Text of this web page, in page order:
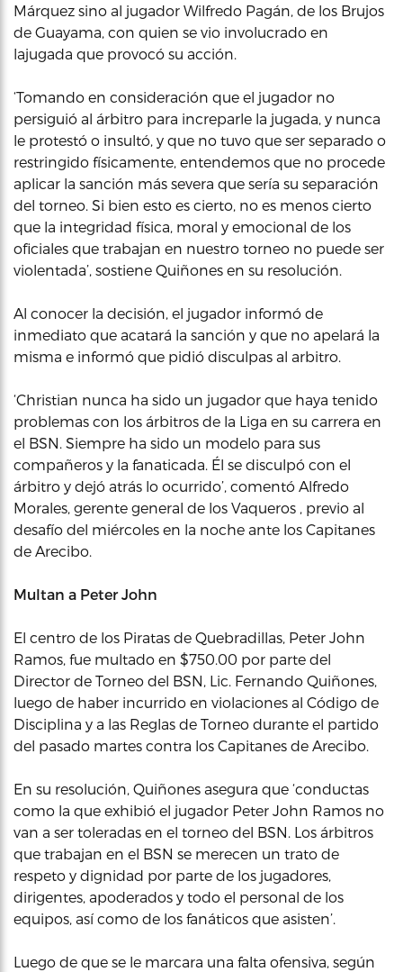
Márquez sino al jugador Wilfredo Pagán, de los Brujos
de Guayama, con quien se vio involucrado en
lajugada que provocó su acción.
‘Tomando en consideración que el jugador no
persiguió al árbitro para increparle la jugada, y nunca
le protestó o insultó, y que no tuvo que ser separado o
restringido físicamente, entendemos que no procede
aplicar la sanción más severa que sería su separación
del torneo. Si bien esto es cierto, no es menos cierto
que la integridad física, moral y emocional de los
oficiales que trabajan en nuestro torneo no puede ser
violentada’, sostiene Quiñones en su resolución.
Al conocer la decisión, el jugador informó de
inmediato que acatará la sanción y que no apelará la
misma e informó que pidió disculpas al arbitro.
‘Christian nunca ha sido un jugador que haya tenido
problemas con los árbitros de la Liga en su carrera en
el BSN. Siempre ha sido un modelo para sus
compañeros y la fanaticada. Él se disculpó con el
árbitro y dejó atrás lo ocurrido’, comentó Alfredo
Morales, gerente general de los Vaqueros , previo al
desafío del miércoles en la noche ante los Capitanes
de Arecibo.
Multan a Peter John
El centro de los Piratas de Quebradillas, Peter John
Ramos, fue multado en $750.00 por parte del
Director de Torneo del BSN, Lic. Fernando Quiñones,
luego de haber incurrido en violaciones al Código de
Disciplina y a las Reglas de Torneo durante el partido
del pasado martes contra los Capitanes de Arecibo.
En su resolución, Quiñones asegura que ‘conductas
como la que exhibió el jugador Peter John Ramos no
van a ser toleradas en el torneo del BSN. Los árbitros
que trabajan en el BSN se merecen un trato de
respeto y dignidad por parte de los jugadores,
dirigentes, apoderados y todo el personal de los
equipos, así como de los fanáticos que asisten’.
Luego de que se le marcara una falta ofensiva, según